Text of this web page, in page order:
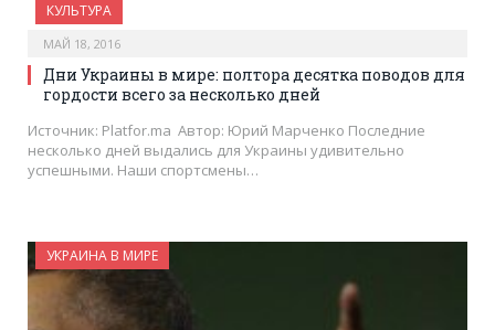
КУЛЬТУРА
МАЙ 18, 2016
Дни Украины в мире: полтора десятка поводов для
гордости всего за несколько дней
Источник: Platfor.ma Автор: Юрий Марченко Последние
несколько дней выдались для Украины удивительно
успешными. Наши спортсмены…
УКРАИНА В МИРЕ